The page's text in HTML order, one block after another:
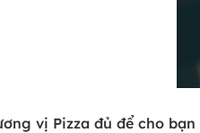
vị Pizza đủ để cho